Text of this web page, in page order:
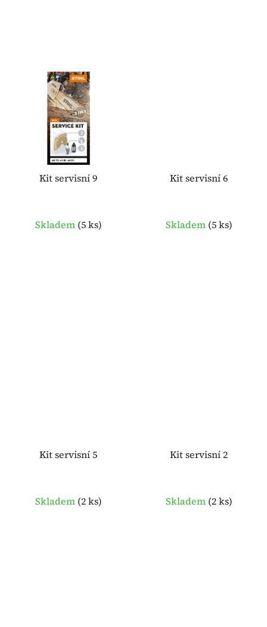
Kit servisní 9
Skladem (5 ks)
Kit servisní 6
Skladem (5 ks)
Kit servisní 5
Skladem (2 ks)
Kit servisní 2
Skladem (2 ks)